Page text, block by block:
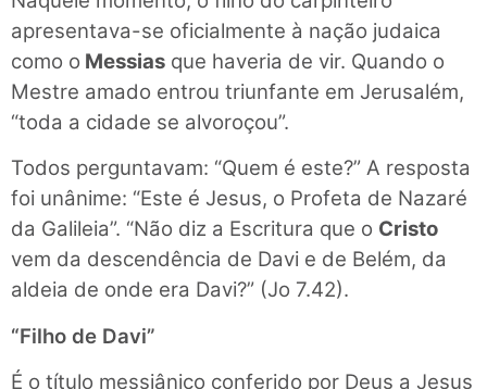
apresentava-se oficialmente à nação judaica
como o Messias que haveria de vir. Quando o
Mestre amado entrou triunfante em Jerusalém,
“toda a cidade se alvoroçou”.
Todos perguntavam: “Quem é este?” A resposta
foi unânime: “Este é Jesus, o Profeta de Nazaré
da Galileia”. “Não diz a Escritura que o Cristo
vem da descendência de Davi e de Belém, da
aldeia de onde era Davi?” (Jo 7.42).
“Filho de Davi”
É o título messiânico conferido por Deus a Jesus